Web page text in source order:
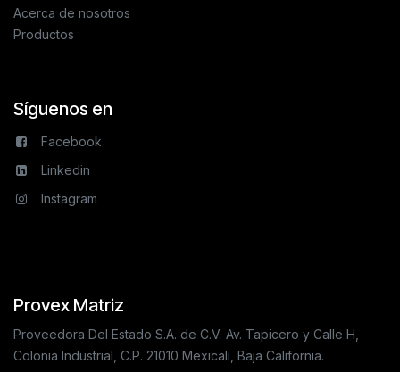
Acerca de nosotros
Productos
Síguenos en
Facebook
Linkedin
Instagram
Provex Matriz
Proveedora Del Estado S.A. de C.V. Av. Tapicero y Calle H,
Colonia Industrial, C.P. 21010 Mexicali, Baja California.